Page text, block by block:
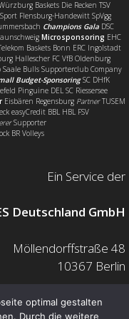
Baskets Die Recken TSV
Flensburg-Handewitt SpVgg
Champions GalaDSC
Microsponsoring EHC
Baskets Bonn ERC Ingolstadt
Hallescher FC VfB Oldenburg
Bulls Supporterclub Company
Budget-SponsoringSC DHfK
Pinguine DEL SC Riessersee
Eisbären Regensburg PartnerTUSEM
easyCredit BBL HBL FSV
Supporter
BR Volleys
Ein Service der
Deutschland GmbH
Möllendorffstraße 48
10367 Berlin
Mail: info@baes.de
optimal gestalten
Durch die weitere